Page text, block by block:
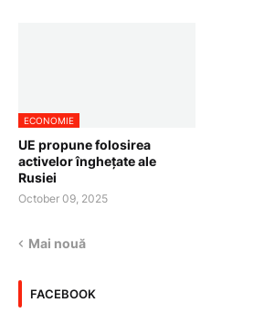
ECONOMIE
UE propune folosirea
activelor înghețate ale
Rusiei
October 09, 2025
Mai nouă
FACEBOOK